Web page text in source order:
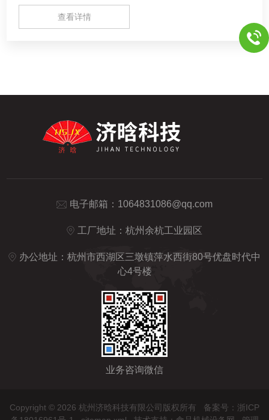
- 1 0 0粒 产品重量可调范围1 5 - 6 0克 4
查看详情
电子邮箱： 1064831086@qq.com
工厂地址：杭州余杭工业园区
办公地址：杭州市西湖区三墩镇萍水西街80号优盘时代中
心4号楼
业务咨询微信
Copyright © 2026 杭州济晗科技有限公司版权所有 备案号：浙ICP